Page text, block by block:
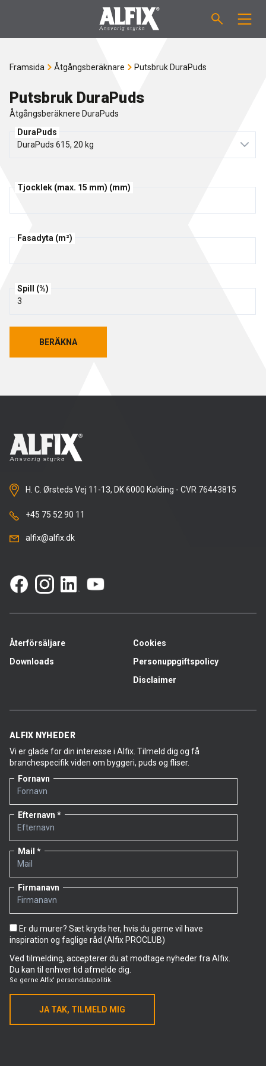
Spackelmassor "Mix"
Fästmassor "Fix"
Rengöring och skötsel
VÄGLEDNINGAR
Om Alfix
Kurs för proffs
Historik
Downloads
NYHETER
Tekniska frågor
Återförsäljare
DK
NO
EN
Framsida Åtgångsberäknare Putsbruk DuraPuds
Putsbruk DuraPuds
Åtgångsberäknere DuraPuds
DuraPuds
Tjocklek (max. 15 mm) (mm)
Fasadyta (m²)
Spill (%)
BERÄKNA
BERÄKNA
H. C. Ørsteds Vej 11-13, DK 6000 Kolding - CVR 76443815
+45 75 52 90 11
alfix@alfix.dk
Återförsäljare
Downloads
Cookies
Personuppgiftspolicy
Disclaimer
ALFIX NYHEDER
Vi er glade for din interesse i Alfix. Tilmeld dig og få
branchespecifik viden om byggeri, puds og fliser.
Fornavn
Efternavn
Mail
Firmanavn
Er du murer? Sæt kryds her, hvis du gerne vil have
inspiration og faglige råd (Alfix PROCLUB)
Ved tilmelding, accepterer du at modtage nyheder fra Alfix.
Du kan til enhver tid afmelde dig.
Se gerne Alfix' persondatapolitik.
JA TAK, TILMELD MIG